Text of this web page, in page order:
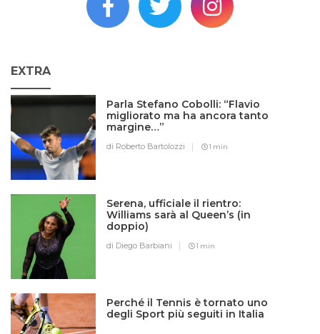
EXTRA
Parla Stefano Cobolli: “Flavio
migliorato ma ha ancora tanto
margine…”
di Roberto Bartolozzi 1 min
Serena, ufficiale il rientro:
Williams sarà al Queen’s (in
doppio)
di Diego Barbiani 1 min
Perché il Tennis è tornato uno
degli Sport più seguiti in Italia